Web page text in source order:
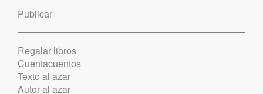
Publicar
Regalar libros
Cuentacuentos
Texto al azar
Autor al azar